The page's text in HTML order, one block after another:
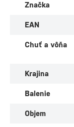
Značka
EAN
Chuť a vôňa
Krajina
Balenie
Objem